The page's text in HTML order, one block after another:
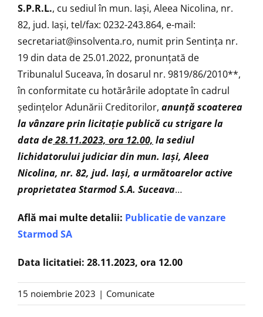
S.P.R.L., cu sediul în mun. Iaşi, Aleea Nicolina, nr.
82, jud. Iaşi, tel/fax: 0232-243.864, e-mail:
secretariat@insolventa.ro, numit prin Sentinţa nr.
19 din data de 25.01.2022, pronunţată de
Tribunalul Suceava, în dosarul nr. 9819/86/2010**,
în conformitate cu hotărârile adoptate în cadrul
ședințelor Adunării Creditorilor, anunţăscoaterea
la vânzare prin licitaţie publică cu strigare la
data de28.11.2023, ora 12.00, la sediul
lichidatorului judiciar din mun. Iași, Aleea
Nicolina, nr. 82, jud. Iași, a următoarelor active
proprietatea Starmod S.A. Suceava…
Află mai multe detalii: Publicatie de vanzare
Starmod SA
Data licitatiei: 28.11.2023, ora 12.00
15 noiembrie 2023 | Comunicate